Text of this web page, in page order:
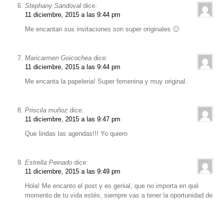
Stephany Sandoval dice:
11 diciembre, 2015 a las 9:44 pm
Me encantan sus invitaciones son super originales 🙂
Maricarmen Goicochea dice:
11 diciembre, 2015 a las 9:44 pm
Me encanta la papeleria! Super femenina y muy original.
Priscila muñoz dice:
11 diciembre, 2015 a las 9:47 pm
Que lindas las agendas!!! Yo quiero
Estrella Peinado dice:
11 diciembre, 2015 a las 9:49 pm
Hola! Me encanto el post y es genial, que no importa en qué
momento de tu vida estés, siempre vas a tener la oportunidad de